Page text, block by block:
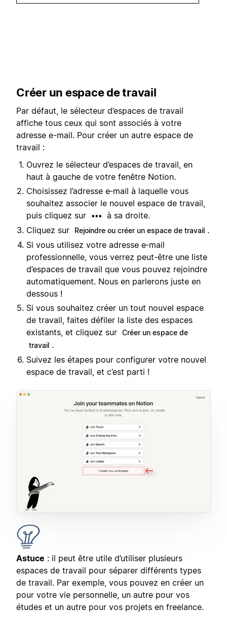
Créer un espace de travail
Par défaut, le sélecteur d’espaces de travail
affiche tous ceux qui sont associés à votre
adresse e-mail. Pour créer un autre espace de
travail :
Ouvrez le sélecteur d’espaces de travail, en
haut à gauche de votre fenêtre Notion.
Choisissez l’adresse e‑mail à laquelle vous
souhaitez associer le nouvel espace de travail,
puis cliquez sur
•••
à sa droite.
Cliquez sur
Rejoindre ou créer un espace de travail .
Si vous utilisez votre adresse e‑mail
professionnelle, vous verrez peut-être une liste
d’espaces de travail que vous pouvez rejoindre
automatiquement. Nous en parlerons juste en
dessous !
Si vous souhaitez créer un tout nouvel espace
de travail, faites défiler la liste des espaces
existants, et cliquez sur Créer un espace de
travail .
Suivez les étapes pour configurer votre nouvel
espace de travail, et c’est parti !
Astuce : il peut être utile d’utiliser plusieurs
espaces de travail pour séparer différents types
de travail. Par exemple, vous pouvez en créer un
pour votre vie personnelle, un autre pour vos
études et un autre pour vos projets en freelance.